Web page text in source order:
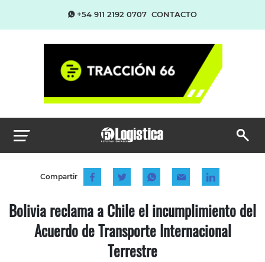
+54 911 2192 0707 CONTACTO
Compartir
Bolivia reclama a Chile el incumplimiento del
Acuerdo de Transporte Internacional
Terrestre